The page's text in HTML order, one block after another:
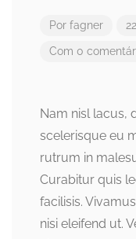
Por fagner
Com 0
Nam nisl lacus,
scelerisque eu
rutrum in
Curabitur quis
facilisis.
nisi eleifend ut.